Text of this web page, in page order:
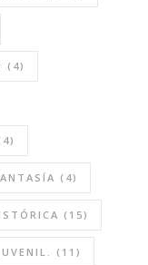
(4)
(4)
(15)
(11)